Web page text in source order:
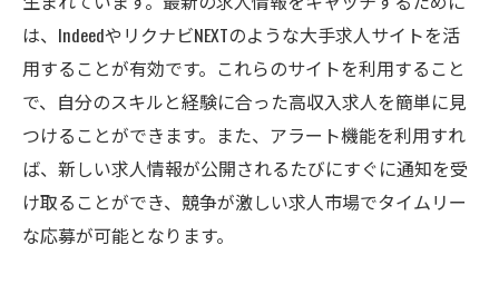
は、IndeedやリクナビNEXTのような大手求人サイトを活
用することが有効です。これらのサイトを利用すること
で、自分のスキルと経験に合った高収入求人を簡単に見
つけることができます。また、アラート機能を利用すれ
ば、新しい求人情報が公開されるたびにすぐに通知を受
け取ることができ、競争が激しい求人市場でタイムリー
な応募が可能となります。